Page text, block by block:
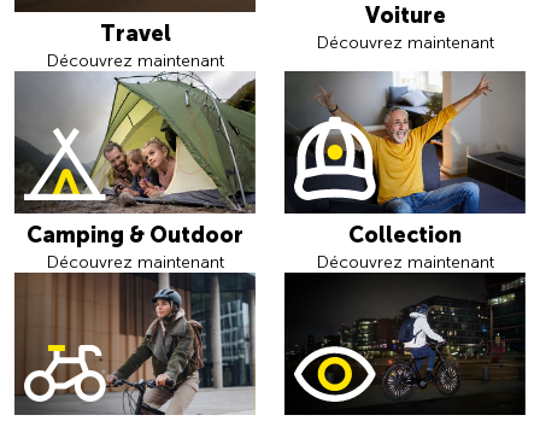
Travel
Découvrez maintenant
Voiture
Découvrez maintenant
Camping & Outdoor
Découvrez maintenant
Collection
Découvrez maintenant